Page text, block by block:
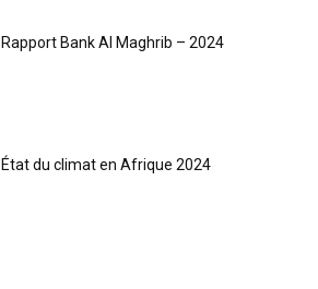
Rapport Bank Al Maghrib – 2024
État du climat en Afrique 2024